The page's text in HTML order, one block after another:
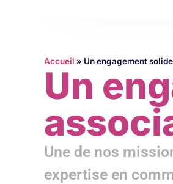
Accueil » Un engagement
Un
Une de nos
expertise en